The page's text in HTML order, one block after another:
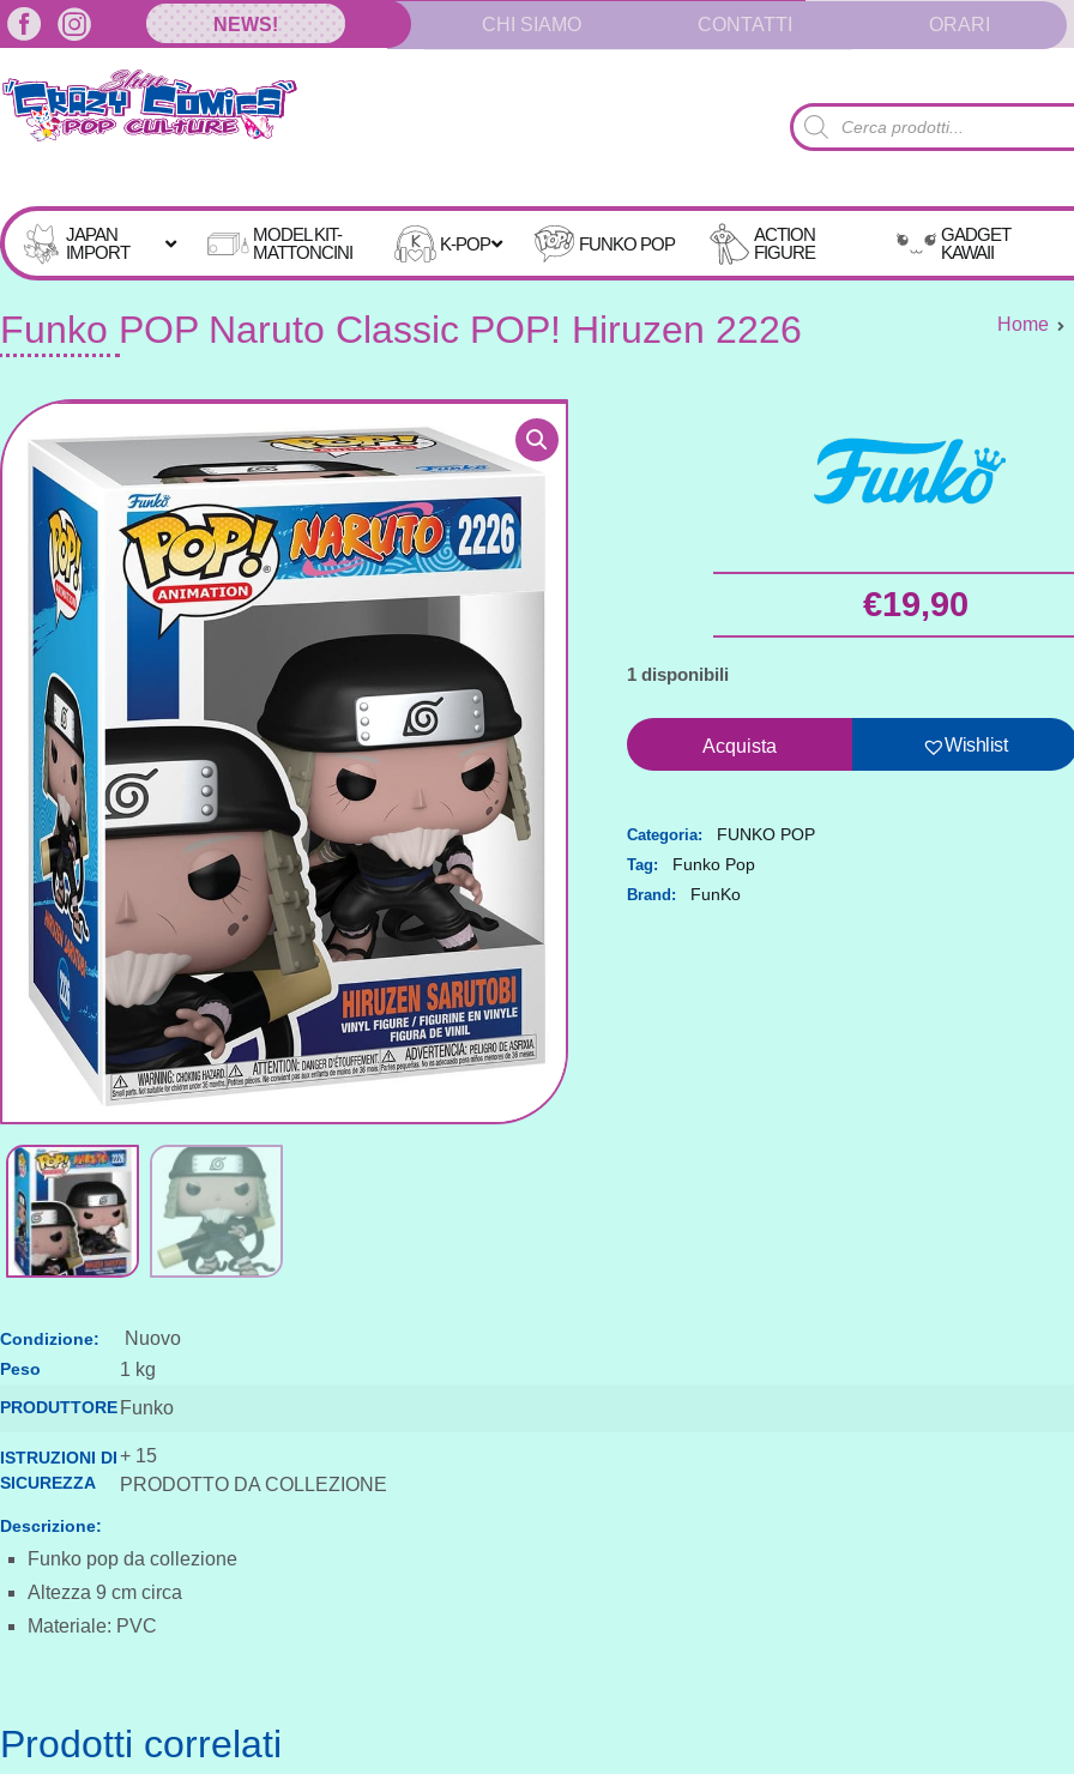
Vai
al
contenuto
NEWS! CHI SIAMO CONTATTI ORARI
Products
search
JAPAN
IMPORT
MODEL KIT-
MATTONCINI
K-POP FUNKO POP
ACTION
FIGURE
GADGET
KAWAII
Funko POP Naruto Classic POP! Hiruzen 2226 Home
€19,90
1 disponibili
Funko
POP
Classic
POP!
Hiruzen
Acquista Wishlist
Categoria: FUNKO POP
Tag: Funko Pop
Brand: FunKo
Condizione: Nuovo
Peso 1 kg
PRODUTTORE Funko
ISTRUZIONI DI
SICUREZZA
+ 15
PRODOTTO DA COLLEZIONE
Descrizione:
Funko pop da collezione
Altezza 9 cm circa
Materiale: PVC
Prodotti correlati